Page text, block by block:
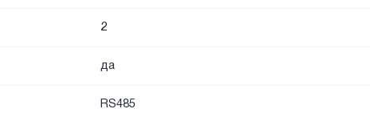
2
да
RS485